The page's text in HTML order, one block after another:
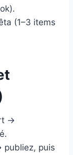
(1–3 items
→
publiez, puis